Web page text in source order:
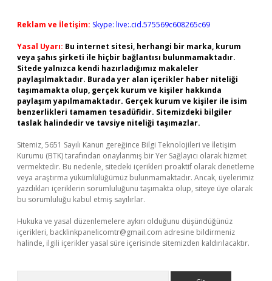
Reklam ve İletişim: Skype: live:.cid.575569c608265c69
Yasal Uyarı: Bu internet sitesi, herhangi bir marka, kurum
veya şahıs şirketi ile hiçbir bağlantısı bulunmamaktadır.
Sitede yalnızca kendi hazırladığımız makaleler
paylaşılmaktadır. Burada yer alan içerikler haber niteliği
taşımamakta olup, gerçek kurum ve kişiler hakkında
paylaşım yapılmamaktadır. Gerçek kurum ve kişiler ile isim
benzerlikleri tamamen tesadüfidir. Sitemizdeki bilgiler
taslak halindedir ve tavsiye niteliği taşımazlar.
Sitemiz, 5651 Sayılı Kanun gereğince Bilgi Teknolojileri ve İletişim
Kurumu (BTK) tarafından onaylanmış bir Yer Sağlayıcı olarak hizmet
vermektedir. Bu nedenle, sitedeki içerikleri proaktif olarak denetleme
veya araştırma yükümlülüğümüz bulunmamaktadır. Ancak, üyelerimiz
yazdıkları içeriklerin sorumluluğunu taşımakta olup, siteye üye olarak
bu sorumluluğu kabul etmiş sayılırlar.
Hukuka ve yasal düzenlemelere aykırı olduğunu düşündüğünüz
içerikleri, backlinkpanelicomtr@gmail.com adresine bildirmeniz
halinde, ilgili içerikler yasal süre içerisinde sitemizden kaldırılacaktır.